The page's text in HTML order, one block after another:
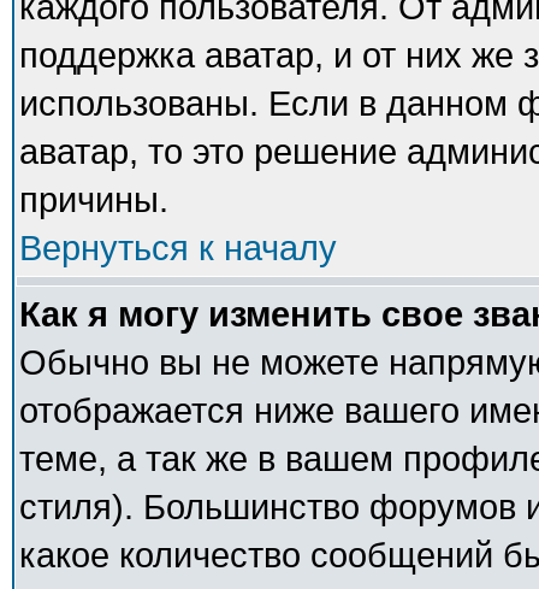
поддержка аватар, и от них же
использованы. Если в данном
аватар, то это решение
причины.
Вернуться к началу
Как я могу изменить свое
Обычно вы не можете
отображается ниже вашего
теме, а так же в вашем
стиля). Большинство форумов
какое количество сообщений